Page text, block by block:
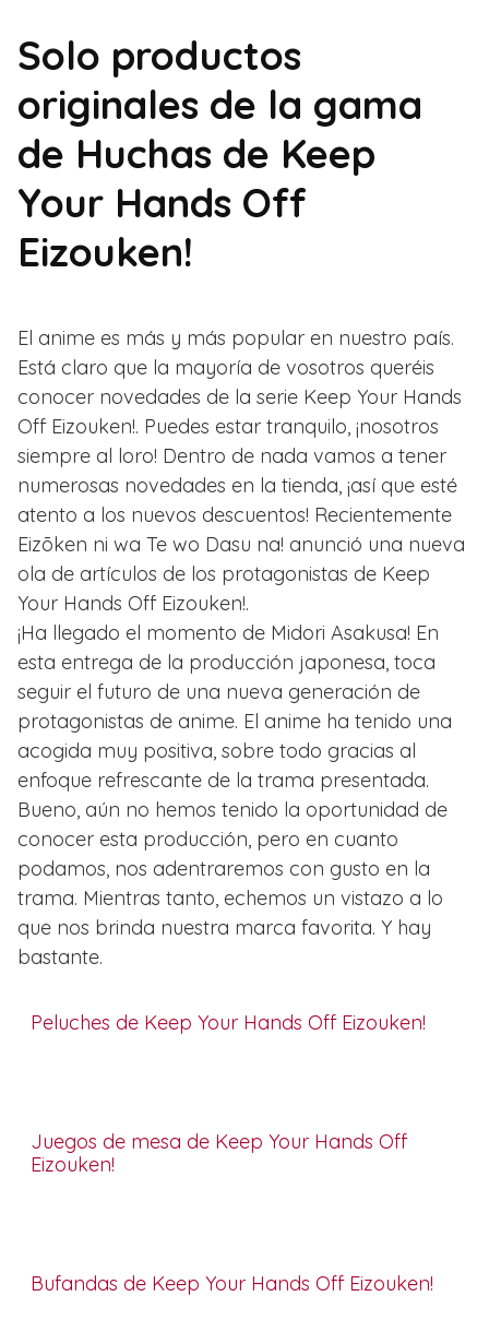
Solo productos
originales de la gama
de Huchas de Keep
Your Hands Off
Eizouken!
El anime es más y más popular en nuestro país.
Está claro que la mayoría de vosotros queréis
conocer novedades de la serie Keep Your Hands
Off Eizouken!. Puedes estar tranquilo, ¡nosotros
siempre al loro! Dentro de nada vamos a tener
numerosas novedades en la tienda, ¡así que esté
atento a los nuevos descuentos! Recientemente
Eizōken ni wa Te wo Dasu na! anunció una nueva
ola de artículos de los protagonistas de Keep
Your Hands Off Eizouken!.
¡Ha llegado el momento de Midori Asakusa! En
esta entrega de la producción japonesa, toca
seguir el futuro de una nueva generación de
protagonistas de anime. El anime ha tenido una
acogida muy positiva, sobre todo gracias al
enfoque refrescante de la trama presentada.
Bueno, aún no hemos tenido la oportunidad de
conocer esta producción, pero en cuanto
podamos, nos adentraremos con gusto en la
trama. Mientras tanto, echemos un vistazo a lo
que nos brinda nuestra marca favorita. Y hay
bastante.
Peluches de Keep Your Hands Off Eizouken!
Juegos de mesa de Keep Your Hands Off
Eizouken!
Bufandas de Keep Your Hands Off Eizouken!